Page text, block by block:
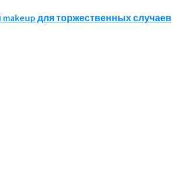
для торжественных случаев